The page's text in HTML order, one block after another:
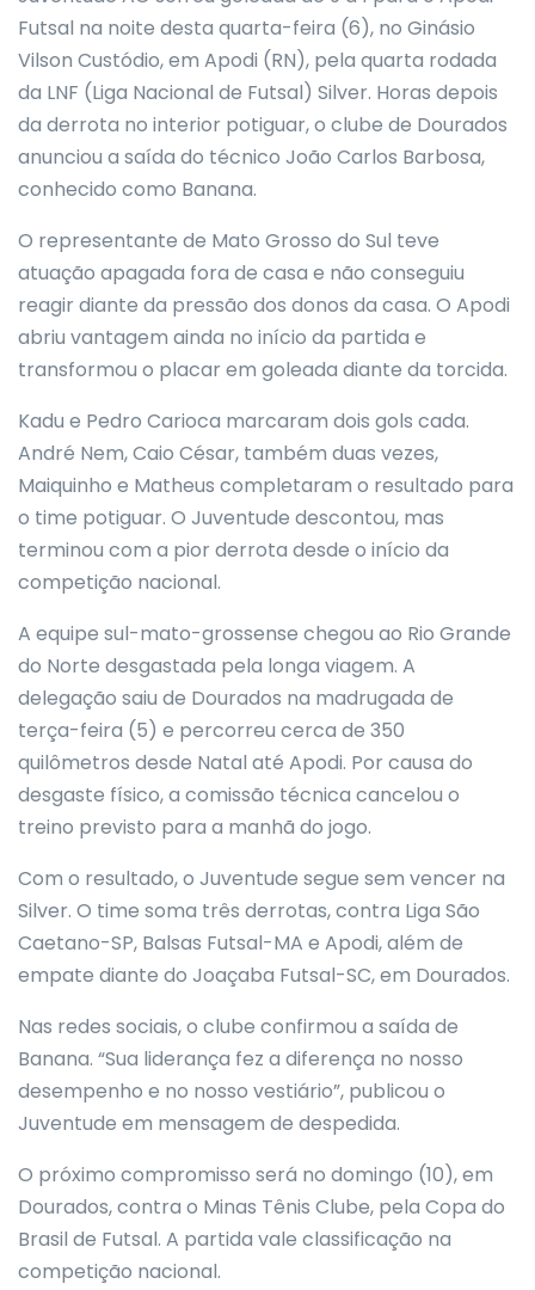
Futsal na noite desta quarta-feira (6), no Ginásio
Vilson Custódio, em Apodi (RN), pela quarta rodada
da LNF (Liga Nacional de Futsal) Silver. Horas depois
da derrota no interior potiguar, o clube de Dourados
anunciou a saída do técnico João Carlos Barbosa,
conhecido como Banana.
O representante de Mato Grosso do Sul teve
atuação apagada fora de casa e não conseguiu
reagir diante da pressão dos donos da casa. O Apodi
abriu vantagem ainda no início da partida e
transformou o placar em goleada diante da torcida.
Kadu e Pedro Carioca marcaram dois gols cada.
André Nem, Caio César, também duas vezes,
Maiquinho e Matheus completaram o resultado para
o time potiguar. O Juventude descontou, mas
terminou com a pior derrota desde o início da
competição nacional.
A equipe sul-mato-grossense chegou ao Rio Grande
do Norte desgastada pela longa viagem. A
delegação saiu de Dourados na madrugada de
terça-feira (5) e percorreu cerca de 350
quilômetros desde Natal até Apodi. Por causa do
desgaste físico, a comissão técnica cancelou o
treino previsto para a manhã do jogo.
Com o resultado, o Juventude segue sem vencer na
Silver. O time soma três derrotas, contra Liga São
Caetano-SP, Balsas Futsal-MA e Apodi, além de
empate diante do Joaçaba Futsal-SC, em Dourados.
Nas redes sociais, o clube confirmou a saída de
Banana. “Sua liderança fez a diferença no nosso
desempenho e no nosso vestiário”, publicou o
Juventude em mensagem de despedida.
O próximo compromisso será no domingo (10), em
Dourados, contra o Minas Tênis Clube, pela Copa do
Brasil de Futsal. A partida vale classificação na
competição nacional.